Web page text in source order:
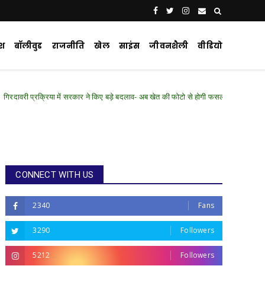
बॉलीवुड राजनीति खेल साइंस जीवनशैली वीडियो
में सरकार ने किए बड़े बदलाव- अब खेत की फोटो से होगी फसल की पुष्टि Chhattisgarh
CONNECT WITH US
2340 Fans
3290 Followers
5212 Followers